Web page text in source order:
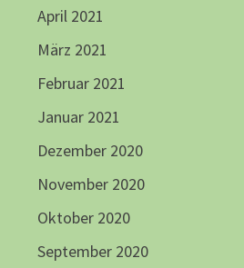
April 2021
März 2021
Februar 2021
Januar 2021
Dezember 2020
November 2020
Oktober 2020
September 2020